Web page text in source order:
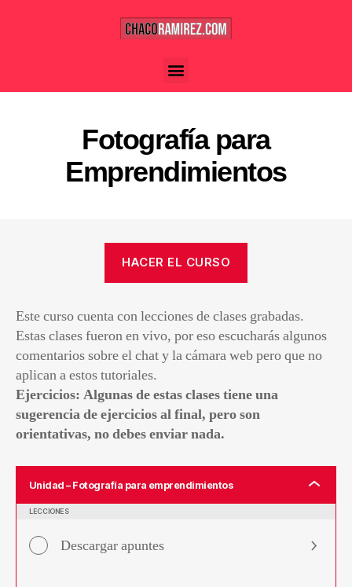
Fotografía para
Emprendimientos
HACER EL CURSO
Este curso cuenta con lecciones de clases grabadas.
Estas clases fueron en vivo, por eso escucharás algunos
comentarios sobre el chat y la cámara web pero que no
aplican a estos tutoriales.
Ejercicios: Algunas de estas clases tiene una
sugerencia de ejercicios al final, pero son
orientativas, no debes enviar nada.
Unidad – Fotografía para emprendimientos
LECCIONES
Descargar apuntes